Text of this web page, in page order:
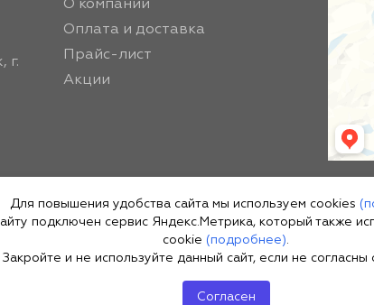
г.
Для повышения удобства сайта мы используем cookies
подключен сервис Яндекс.Метрика, который также
cookie (подробнее).
Закройте и не используйте данный сайт, если не согласны
Согласен
О компании
Оплата и доставка
Прайс-лист
Акции